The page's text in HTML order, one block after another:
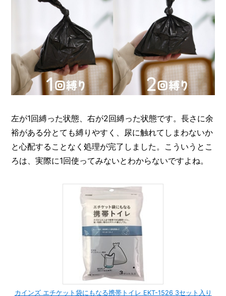
左が1回縛った状態、右が2回縛った状態です。長さに余
裕がある分とても縛りやすく、尿に触れてしまわないか
と心配することなく処理が完了しました。こういうとこ
ろは、実際に1回使ってみないとわからないですよね。
カインズ エチケット袋にもなる携帯トイレ EKT-1526 3セット入り